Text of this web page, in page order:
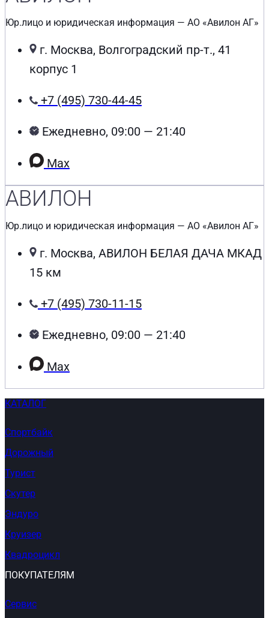
Юр.лицо и юридическая информация — АО «Авилон АГ»
г. Москва, Волгоградский пр-т., 41
корпус 1
+7 (495) 730-44-45
Ежедневно, 09:00 — 21:40
Max
АВИЛОН
Юр.лицо и юридическая информация — АО «Авилон АГ»
г. Москва, АВИЛОН БЕЛАЯ ДАЧА МКАД
15 км
+7 (495) 730-11-15
Ежедневно, 09:00 — 21:40
Max
КАТАЛОГ
Спортбайк
Дорожный
Турист
Скутер
Эндуро
Круизер
Квадроцикл
ПОКУПАТЕЛЯМ
Сервис